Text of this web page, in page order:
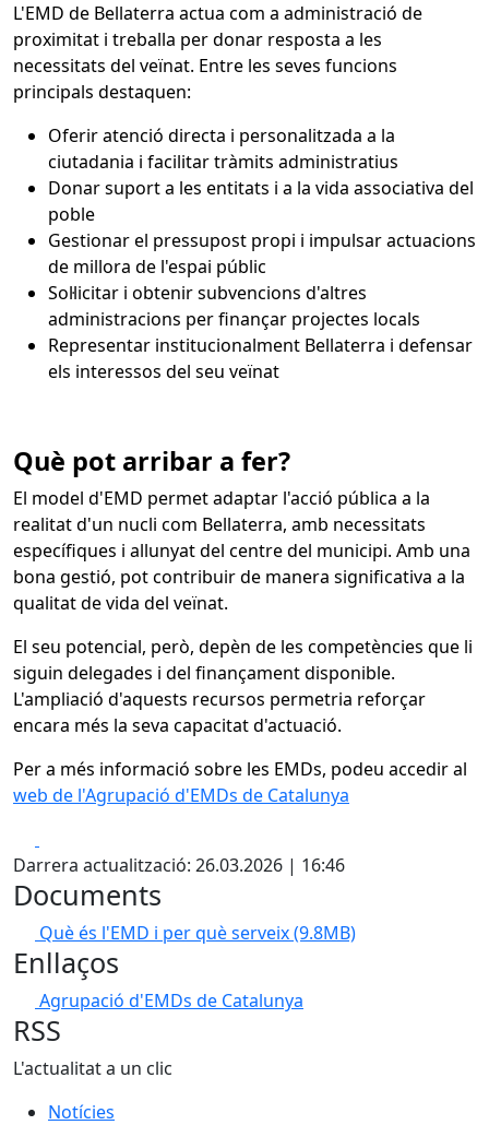
L'EMD de Bellaterra actua com a administració de
proximitat i treballa per donar resposta a les
necessitats del veïnat. Entre les seves funcions
principals destaquen:
Oferir atenció directa i personalitzada a la
ciutadania i facilitar tràmits administratius
Donar suport a les entitats i a la vida associativa del
poble
Gestionar el pressupost propi i impulsar actuacions
de millora de l'espai públic
Sol·licitar i obtenir subvencions d'altres
administracions per finançar projectes locals
Representar institucionalment Bellaterra i defensar
els interessos del seu veïnat
Què pot arribar a fer?
El model d'EMD permet adaptar l'acció pública a la
realitat d'un nucli com Bellaterra, amb necessitats
específiques i allunyat del centre del municipi. Amb una
bona gestió, pot contribuir de manera significativa a la
qualitat de vida del veïnat.
El seu potencial, però, depèn de les competències que li
siguin delegades i del finançament disponible.
L'ampliació d'aquests recursos permetria reforçar
encara més la seva capacitat d'actuació.
Per a més informació sobre les EMDs, podeu accedir al
web de l'Agrupació d'EMDs de Catalunya
Darrera actualització: 26.03.2026 | 16:46
Documents
Què és l'EMD i per què serveix(9.8MB)
Enllaços
Agrupació d'EMDs de Catalunya
RSS
L'actualitat a un clic
Notícies